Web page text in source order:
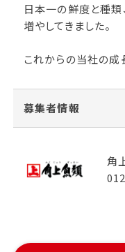
日本一の鮮度と種類
増やしてきました。
これからの当社の成
募集者情報
角